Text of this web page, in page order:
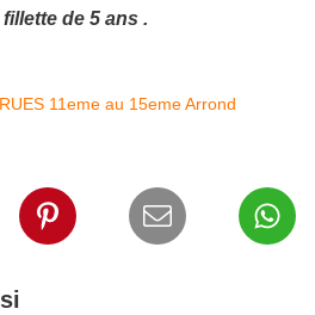
de 5 ans .
11eme au 15eme Arrond